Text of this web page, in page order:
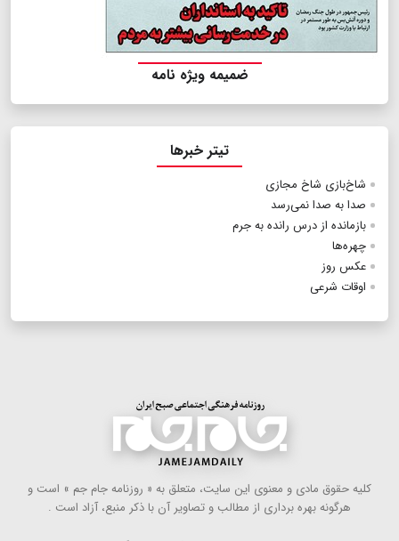
ضمیمه ویژه نامه
تیتر خبرها
شاخ‌بازی شاخ مجازی
صدا به صدا نمی‌رسد
بازمانده از درس رانده به جرم
چهره‌ها
عکس روز
اوقات شرعی
كلیه حقوق مادی و معنوی این سایت، متعلق به « روزنامه جام جم » است و
هرگونه بهره ‌برداری از مطالب و تصاویر آن با ذكر منبع، آزاد است .